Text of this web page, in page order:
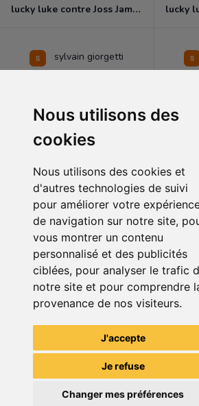
Nous utilisons des
cookies
Nous utilisons des cookies et
d'autres technologies de suivi
pour améliorer votre
de navigation sur notre site,
vous montrer un contenu
personnalisé et des publicités
ciblées, pour analyser le trafic
notre site et pour comprendre
provenance de nos visiteurs.
J'accepte
Je refuse
Changer mes préférences
lucky luke contre Joss Jamon lucky
sylvain giorgetti
3.00€ 0
grosse fatigue
3.00€
Voir tous les articles du
Grenier du
Télécharge notre app pour une
Télécharger l'app